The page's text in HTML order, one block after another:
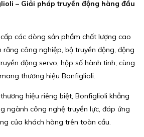
– Giải pháp truyền động hàng đầu
các dòng sản phẩm chất lượng cao
công nghiệp, bộ truyền động, động
động servo, hộp số hành tinh, cùng
thương hiệu Bonfiglioli.
hiệu riêng biệt, Bonfiglioli khẳng
ngành công nghệ truyền lực, đáp ứng
của khách hàng trên toàn cầu.